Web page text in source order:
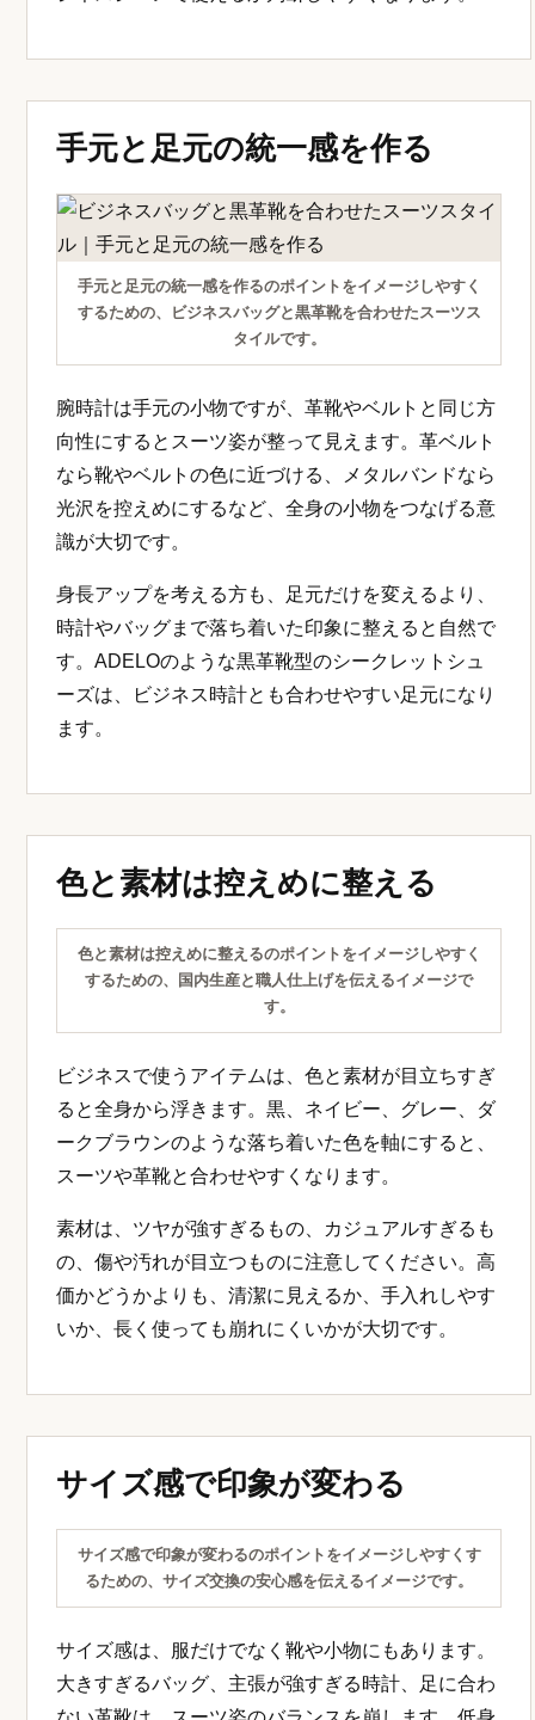
手元と足元の統一感を作る
手元と足元の統一感を作るのポイントをイメージしやすく
するための、ビジネスバッグと黒革靴を合わせたスーツス
タイルです。
腕時計は手元の小物ですが、革靴やベルトと同じ方
向性にするとスーツ姿が整って見えます。革ベルト
なら靴やベルトの色に近づける、メタルバンドなら
光沢を控えめにするなど、全身の小物をつなげる意
識が大切です。
身長アップを考える方も、足元だけを変えるより、
時計やバッグまで落ち着いた印象に整えると自然で
す。ADELOのような黒革靴型のシークレットシュ
ーズは、ビジネス時計とも合わせやすい足元になり
ます。
色と素材は控えめに整える
色と素材は控えめに整えるのポイントをイメージしやすく
するための、国内生産と職人仕上げを伝えるイメージで
す。
ークブラウンのような落ち着いた色を軸にすると、
スーツや革靴と合わせやすくなります。
の、傷や汚れが目立つものに注意してください。高
価かどうかよりも、清潔に見えるか、手入れしやす